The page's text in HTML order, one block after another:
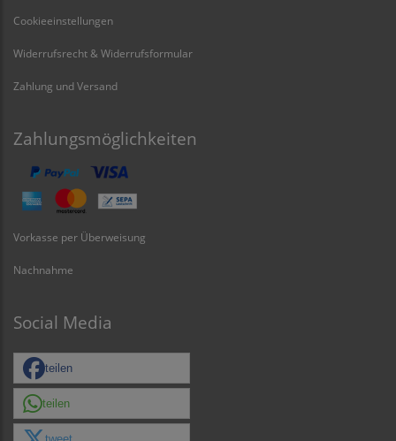
Cookieeinstellungen
Widerrufsrecht & Widerrufsformular
Zahlung und Versand
Zahlungsmöglichkeiten
Vorkasse per Überweisung
Nachnahme
Social Media
teilen
teilen